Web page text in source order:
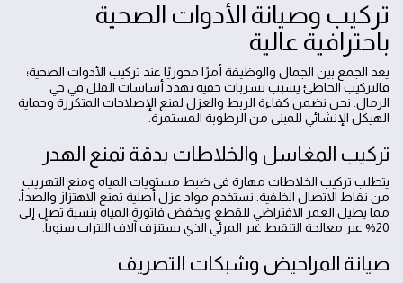
تركيب وصيانة الأدوات الصحية
باحترافية عالية
يعد الجمع بين الجمال والوظيفة أمرًا محوريًا عند تركيب الأدوات الصحية؛
فالتركيب الخاطئ يسبب تسربات خفية تهدد أساسات الفلل في حي
الرمال. نحن نضمن كفاءة الربط والعزل لمنع الإصلاحات المتكررة وحماية
الهيكل الإنشائي للمبنى من الرطوبة المستمرة.
تركيب المغاسل والخلاطات بدقة تمنع الهدر
يتطلب تركيب الخلاطات مهارة في ضبط مستويات المياه ومنع التهريب
من نقاط الاتصال الخلفية. نستخدم مواد عزل أصلية تمنع الاهتزاز والصدأ،
مما يطيل العمر الافتراضي للقطع ويخفض فاتورة المياه بنسبة تصل إلى
20% عبر معالجة التنقيط غير المرئي الذي يستنزف آلاف اللترات سنوياً.
صيانة المراحيض وشبكات التصريف